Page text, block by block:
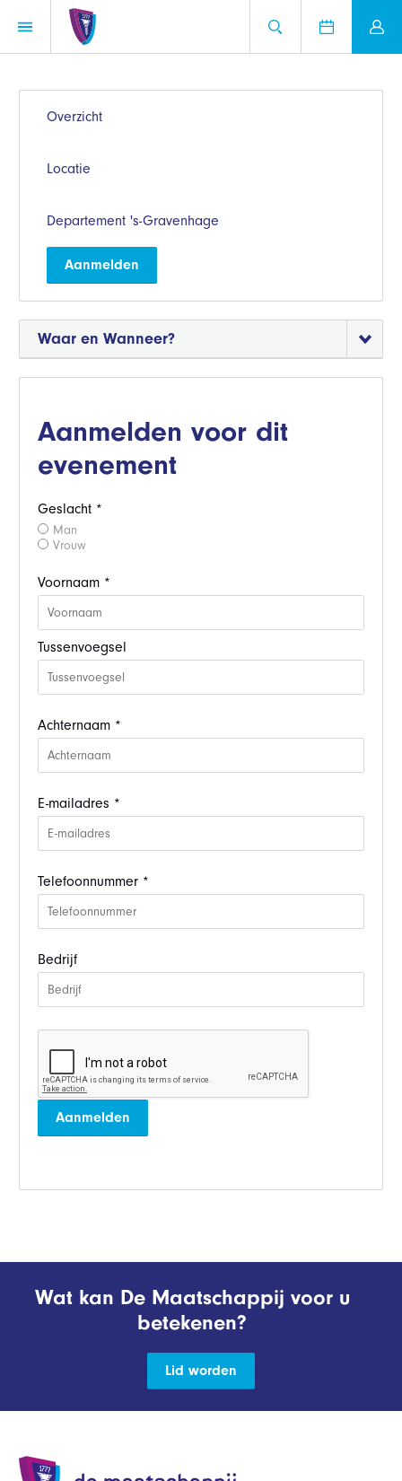
Overzicht
Locatie
Departement 's-Gravenhage
Aanmelden
Waar en Wanneer?
Aanmelden voor dit
evenement
Geslacht *
Man
Vrouw
Voornaam *
Tussenvoegsel
Achternaam *
E-mailadres *
Telefoonnummer *
Bedrijf
Aanmelden
Wat kan De Maatschappij voor u
betekenen?
Lid worden